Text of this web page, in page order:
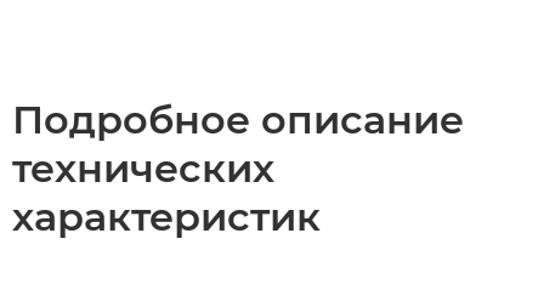
Подробное описание
технических
характеристик